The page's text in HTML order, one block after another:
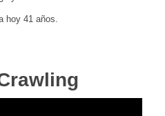
hoy 41 años.